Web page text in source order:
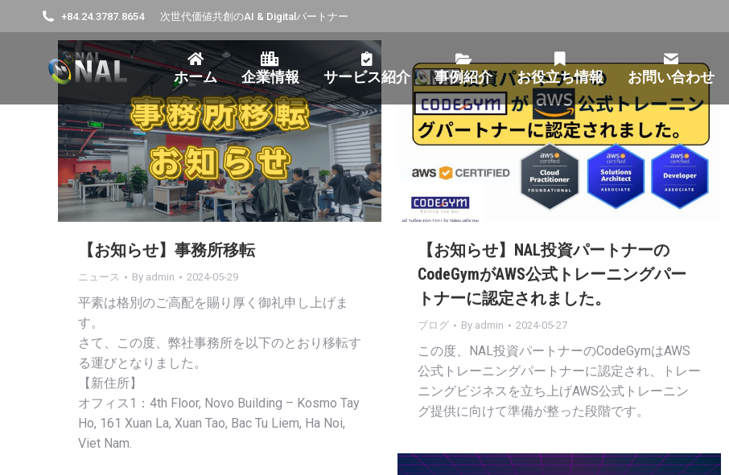
+84.24.3787.8654 次世代価値共創のAI & Digitalパートナー
ホーム 企業情報 サービス紹介 事例紹介 お役立ち情報 お問い合わせ
【お知らせ】事務所移転
ニュース By admin 2024-05-29
平素は格別のご高配を賜り厚く御礼申し上げま
す。
さて、この度、弊社事務所を以下のとおり移転す
る運びとなりました。
【新住所】
オフィス1：4th Floor, Novo Building – Kosmo Tay
Ho, 161 Xuan La, Xuan Tao, Bac Tu Liem, Ha Noi,
Viet Nam.
【お知らせ】NAL投資パートナーの
CodeGymがAWS公式トレーニングパー
トナーに認定されました。
ブログ By admin 2024-05-27
この度、NAL投資パートナーのCodeGymはAWS
公式トレーニングパートナーに認定され、トレー
ニングビジネスを立ち上げAWS公式トレーニン
グ提供に向けて準備が整った段階です。